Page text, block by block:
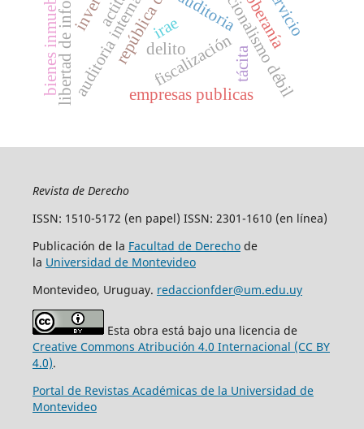
fiscalización
auditoriasoberanía
delito
empresas publicas
irae
tácita
bienes inmuebles servicio
Revista de Derecho
ISSN: 1510-5172 (en papel) ISSN: 2301-1610 (en línea)
Publicación de la Facultad de Derechode
la Universidad de Montevideo
Montevideo, Uruguay. redaccionfder@um.edu.uy
Esta obra está bajo una licencia de
Creative Commons Atribución 4.0 Internacional (CC BY
4.0).
Portal de Revistas Académicas de la Universidad de
Montevideo